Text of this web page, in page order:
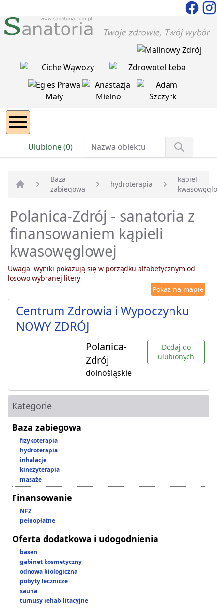
Ulubione (0)
Strona główna
Baza
zabiegowa
hydroterapia
kąpiel
Polanica-Zdrój - sanatoria z
finansowaniem kąpieli
kwasowęglowej
Uwaga: wyniki pokazują się w porządku alfabetycznym od
losowo wybranej litery
Pokaż na mapie
Centrum Zdrowia i Wypoczynku
NOWY ZDRÓJ
Polanica-
Zdrój
dolnośląskie
Dodaj do
ulubionych
Kategorie
Baza zabiegowa
fizykoterapia
hydroterapia
inhalacje
kinezyterapia
masaże
Finansowanie
NFZ
pełnopłatne
Oferta dodatkowa i udogodnienia
basen
gabinet kosmetyczny
odnowa biologiczna
pobyty lecznicze
sauna
turnusy rehabilitacyjne